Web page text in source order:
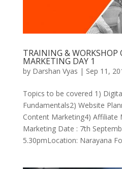
TRAINING & WORKSHOP
MARKETING DAY 1
by Darshan Vyas | Sep 11,
Topics to be covered 1)
Fundamentals2) Website
Content Marketing4) Affiliate
Marketing Date : 7th
5.30pmLocation: Narayana